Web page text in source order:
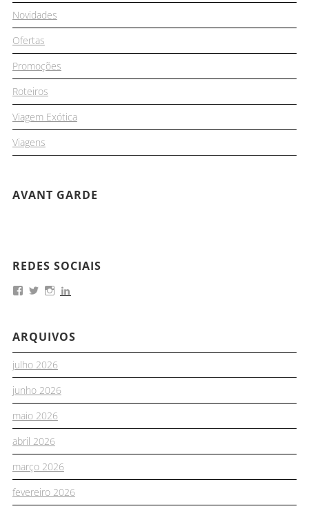
Novidades
Ofertas
Promoções
Roteiros
Viagem Exótica
Viagens
AVANT GARDE
REDES SOCIAIS
ARQUIVOS
julho 2026
junho 2026
maio 2026
abril 2026
março 2026
fevereiro 2026